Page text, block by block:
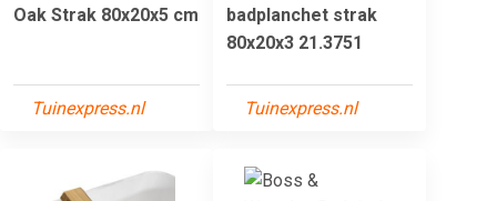
Oak Strak 80x20x5 cm
Tuinexpress.nl
badplanchet strak
80x20x3 21.3751
Tuinexpress.nl